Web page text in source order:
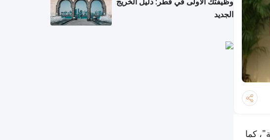
كما
الجديد